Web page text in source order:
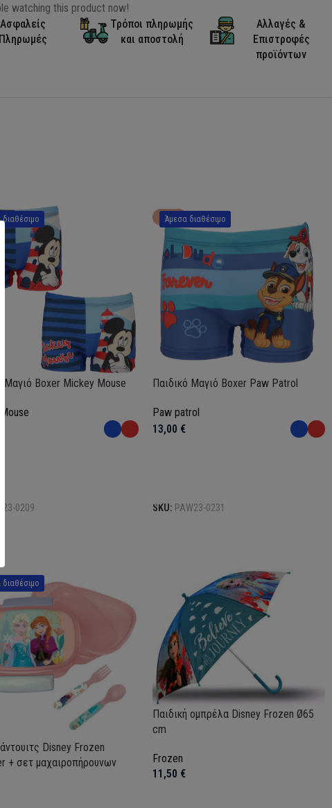
watching this product now!
Ασφαλείς
Πληρωμές
Τρόποι πληρωμής
και αποστολή
Αλλαγές &
Επιστροφές
προϊόντων
Μαγιό Boxer Mickey Mouse
0209
Άμεσα διαθέσιμο
HOT
Παιδικό Μαγιό Boxer Paw Patrol
Paw patrol
13,00 €
SKU: PAW23-0231
Disney Frozen
+ σετ μαχαιροπήρουνων
Παιδική ομπρέλα Disney Frozen Ø65
cm
Frozen
11,50 €